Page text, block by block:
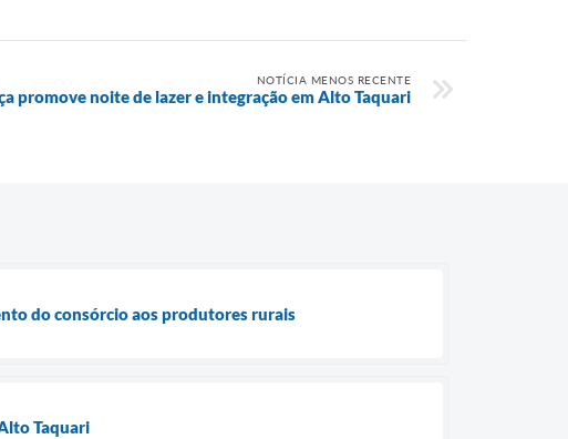
NOTÍCIA MENOS RECENTE
promove noite de lazer e integração em Alto Taquari
do consórcio aos produtores rurais
Taquari